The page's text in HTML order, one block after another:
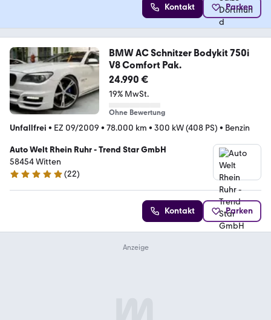
Kontakt Parken
BMW AC Schnitzer Bodykit 750i
V8 Comfort Pak.
24.990 €
19% MwSt.
Ohne Bewertung
Unfallfrei • EZ 09/2009 • 78.000 km • 300 kW (408 PS) • Benzin
Auto Welt Rhein Ruhr - Trend Star GmbH
58454 Witten
4.9 Sterne
(22)
Kontakt Parken